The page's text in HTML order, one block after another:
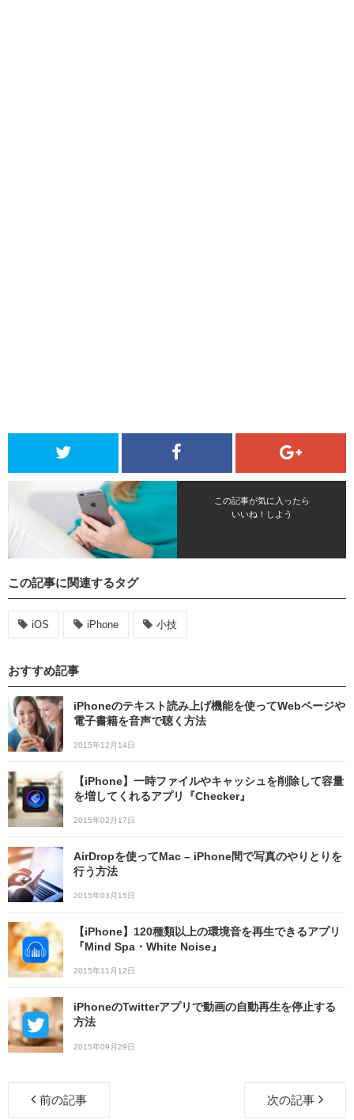
この記事が気に入ったら
いいね！しよう
この記事に関連するタグ
iOS iPhone 小技
おすすめ記事
iPhoneのテキスト読み上げ機能を使ってWebページや
電子書籍を音声で聴く方法
2015年12月14日
【iPhone】一時ファイルやキャッシュを削除して容量
を増してくれるアプリ『Checker』
2015年02月17日
AirDropを使ってMac – iPhone間で写真のやりとりを
行う方法
2015年03月15日
【iPhone】120種類以上の環境音を再生できるアプリ
『Mind Spa・White Noise』
2015年11月12日
iPhoneのTwitterアプリで動画の自動再生を停止する
方法
2015年09月29日
前の記事 次の記事